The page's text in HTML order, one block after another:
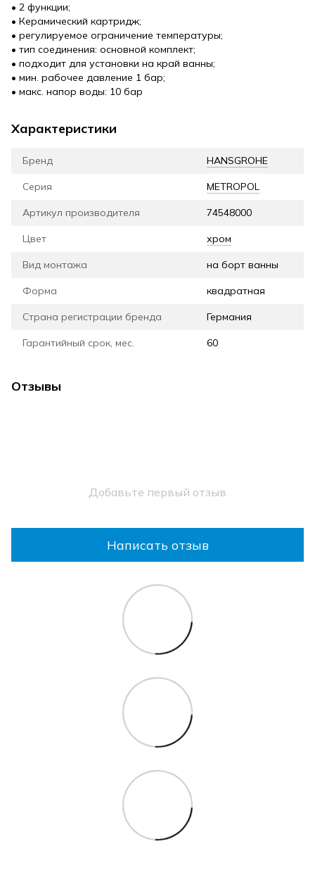
• 2 функции;
• Керамический картридж;
• регулируемое ограничение температуры;
• тип соединения: основной комплект;
• подходит для установки на край ванны;
• мин. рабочее давление 1 бар;
• макс. напор воды: 10 бар
Характеристики
Бренд HANSGROHE
Серия METROPOL
Артикул производителя 74548000
Цвет хром
Вид монтажа на борт ванны
Форма квадратная
Страна регистрации бренда Германия
Гарантийный срок, мес. 60
Отзывы
Добавьте первый отзыв
Написать отзыв